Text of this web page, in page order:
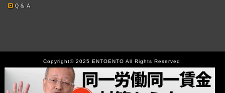
Ｑ＆Ａ
Copyright© 2025 ENTOENTO All Rights Reserved.
Powered by WordPress & 1FrameWorks